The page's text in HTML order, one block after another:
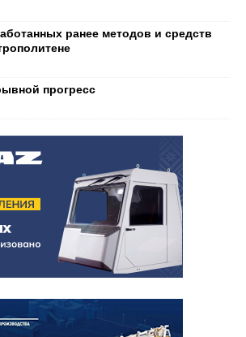
ранее методов и средств
прогресс